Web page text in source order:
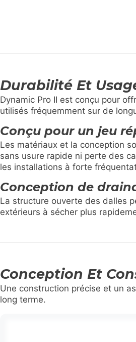
Durabilité Et
Dynamic Pro II est conçu pour
utilisés fréquemment sur de
Conçu pour un jeu
Les matériaux et la conception
sans usure rapide ni perte des
les installations à forte
Conception de
La structure ouverte des dalles
extérieurs à sécher plus
Conception Et
Une construction précise et un
long terme.